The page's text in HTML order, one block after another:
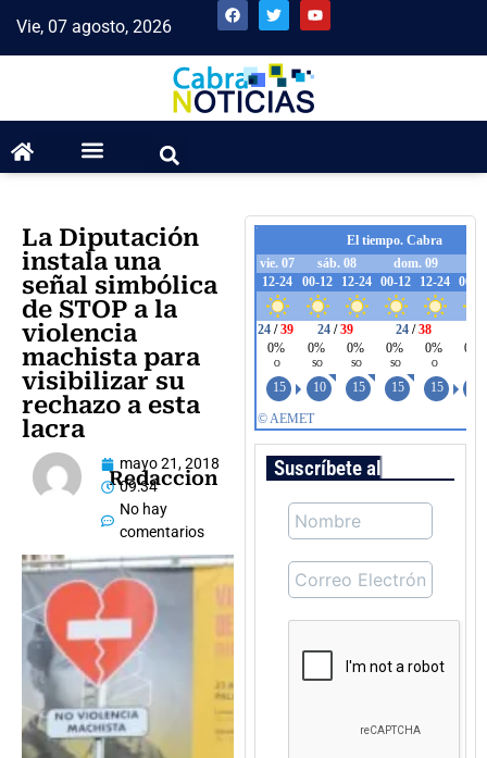
Vie, 07 agosto, 2026
La Diputación
instala una
señal simbólica
de STOP a la
violencia
machista para
visibilizar su
rechazo a esta
lacra
Redaccion
mayo 21, 2018
09:34
No hay
comentarios
Suscríbete al boletín